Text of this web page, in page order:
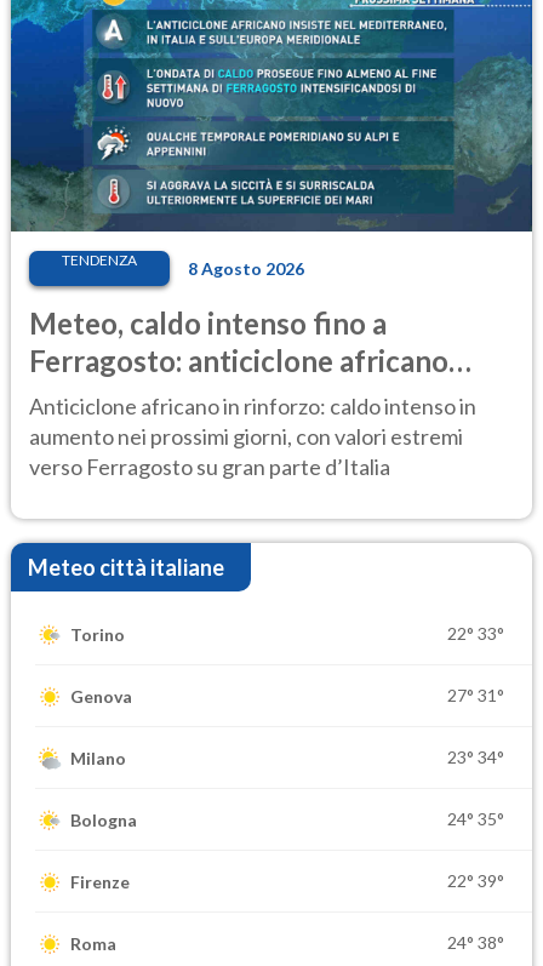
TENDENZA 8 Agosto 2026
Meteo, caldo intenso fino a
Ferragosto: anticiclone africano
ancora protagonista
Anticiclone africano in rinforzo: caldo intenso in
aumento nei prossimi giorni, con valori estremi
verso Ferragosto su gran parte d’Italia
Meteo città italiane
Torino 22° 33°
Genova 27° 31°
Milano 23° 34°
Bologna 24° 35°
Firenze 22° 39°
Roma 24° 38°